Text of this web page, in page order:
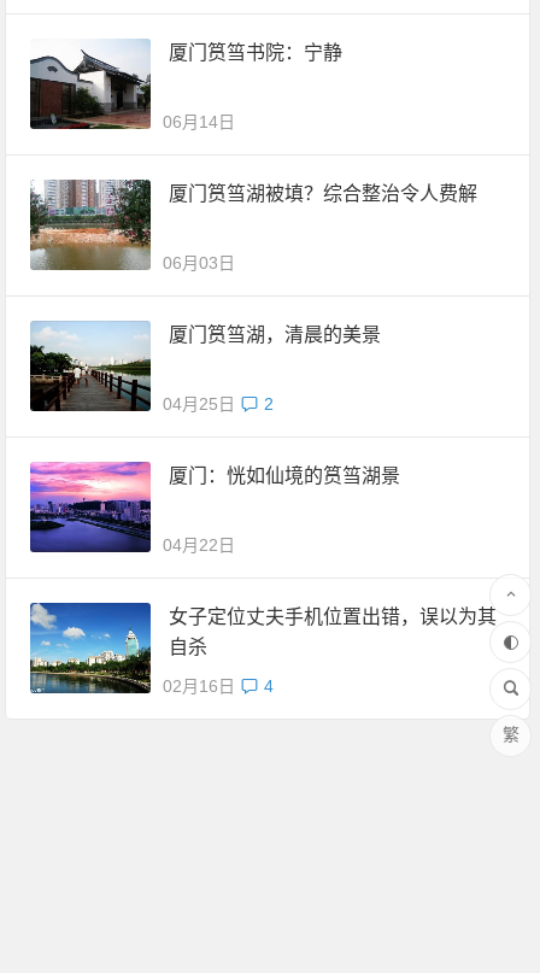
厦门筼筜书院：宁静
06月14日
厦门筼筜湖被填？综合整治令人费解
06月03日
厦门筼筜湖，清晨的美景
04月25日 2
厦门：恍如仙境的筼筜湖景
04月22日
女子定位丈夫手机位置出错，误以为其
自杀
02月16日 4
繁